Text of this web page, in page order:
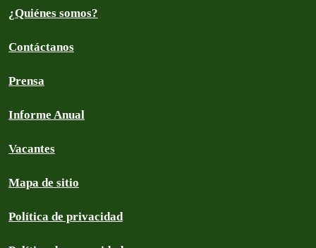
¿Quiénes somos?
Contáctanos
Prensa
Informe Anual
Vacantes
Mapa de sitio
Política de privacidad